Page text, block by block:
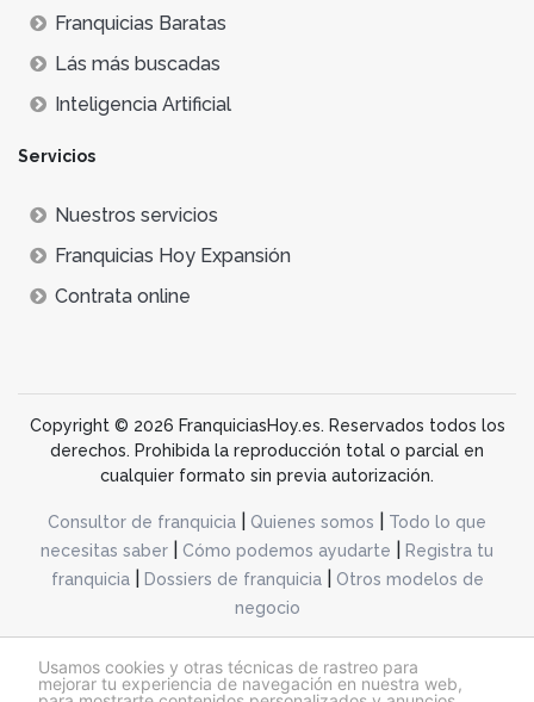
Usamos cookies y otras técnicas de rastreo para
mejorar tu experiencia de navegación en nuestra web,
Franquicias Baratas
Lás más buscadas
Inteligencia Artificial
Servicios
Nuestros servicios
Franquicias Hoy Expansión
Contrata online
Copyright © 2026 FranquiciasHoy.es. Reservados todos los
derechos. Prohibida la reproducción total o parcial en
cualquier formato sin previa autorización.
Consultor de franquicia Quienes somos
Todo lo que
necesitas saber
Cómo podemos ayudarte
Registra tu
franquicia| Dossiers de franquicia|
Otros modelos de
negocio